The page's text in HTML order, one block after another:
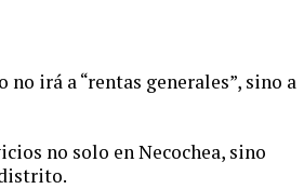
irá a “rentas generales”, sino a
no solo en Necochea, sino